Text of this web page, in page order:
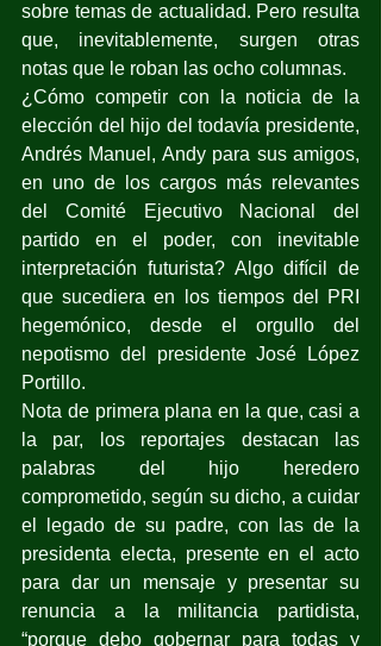
sobre temas de actualidad. Pero resulta
que, inevitablemente, surgen otras
notas que le roban las ocho columnas.
¿Cómo competir con la noticia de la
elección del hijo del todavía presidente,
Andrés Manuel, Andy para sus amigos,
en uno de los cargos más relevantes
del Comité Ejecutivo Nacional del
partido en el poder, con inevitable
interpretación futurista? Algo difícil de
que sucediera en los tiempos del PRI
hegemónico, desde el orgullo del
nepotismo del presidente José López
Portillo.
Nota de primera plana en la que, casi a
la par, los reportajes destacan las
palabras del hijo heredero
comprometido, según su dicho, a cuidar
el legado de su padre, con las de la
presidenta electa, presente en el acto
para dar un mensaje y presentar su
renuncia a la militancia partidista,
“porque debo gobernar para todas y